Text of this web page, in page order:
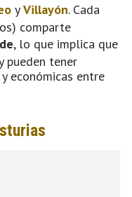
yVillayón. Cada
comparte
, lo que implica que
pueden tener
económicas entre